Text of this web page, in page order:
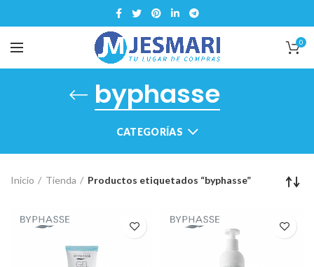
0
byphasse
CATEGORÍAS
Inicio Tienda Productos etiquetados “byphasse”